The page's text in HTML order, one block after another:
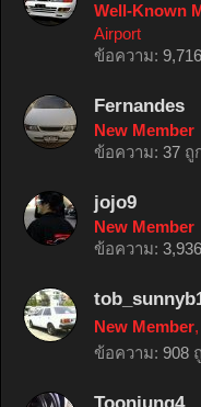
Well-Known
Airport
ข้อความ: 9,716
Fernandes
New Member
ข้อความ: 37 ถู
jojo9
New Member
ข้อความ: 3,936
New Member,
ข้อความ: 908
Toonjung4